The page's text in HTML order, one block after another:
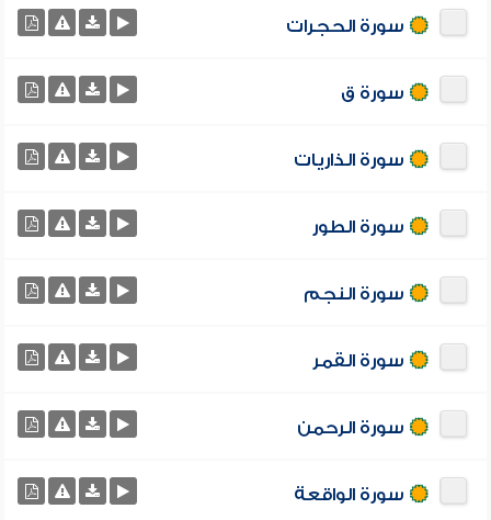
سورة الحجرات
سورة ق
سورة الذاريات
سورة الطور
سورة النجم
سورة القمر
سورة الرحمن
سورة الواقعة